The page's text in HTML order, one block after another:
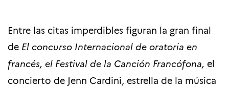
Entre las citas imperdibles figuran la gran final
de El concurso Internacional de oratoria en
francés, el Festival de la Canción Francófona, el
concierto de Jenn Cardini, estrella de la música